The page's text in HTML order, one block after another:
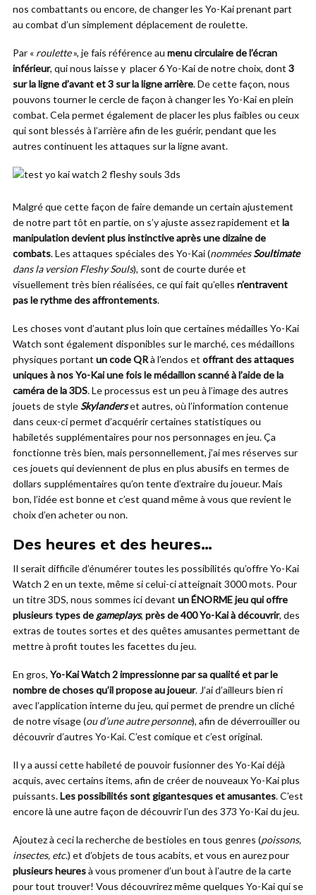
nos combattants ou encore, de changer les Yo-Kai prenant part
au combat d’un simplement déplacement de roulette.
Par « roulette», je fais référence au menu circulaire de l’écran
inférieur, qui nous laisse y placer 6 Yo-Kai de notre choix, dont 3
sur la ligne d’avant et 3 sur la ligne arrière. De cette façon, nous
pouvons tourner le cercle de façon à changer les Yo-Kai en plein
combat. Cela permet également de placer les plus faibles ou ceux
qui sont blessés à l’arrière afin de les guérir, pendant que les
autres continuent les attaques sur la ligne avant.
Malgré que cette façon de faire demande un certain ajustement
de notre part tôt en partie, on s’y ajuste assez rapidement et la
manipulation devient plus instinctive après une dizaine de
combats. Les attaques spéciales des Yo-Kai (nomméesSoultimate
dans la version Fleshy Souls), sont de courte durée et
visuellement très bien réalisées, ce qui fait qu’elles n’entravent
pas le rythme des affrontements.
Les choses vont d’autant plus loin que certaines médailles Yo-Kai
Watch sont également disponibles sur le marché, ces médaillons
physiques portant un code QRà l’endos et offrant des attaques
uniques à nos Yo-Kai une fois le médaillon scanné à l’aide de la
caméra de la 3DS. Le processus est un peu à l’image des autres
jouets de styleSkylanderset autres, où l’information contenue
dans ceux-ci permet d’acquérir certaines statistiques ou
habiletés supplémentaires pour nos personnages en jeu. Ça
fonctionne très bien, mais personnellement, j’ai mes réserves sur
ces jouets qui deviennent de plus en plus abusifs en termes de
dollars supplémentaires qu’on tente d’extraire du joueur. Mais
bon, l’idée est bonne et c’est quand même à vous que revient le
choix d’en acheter ou non.
Des heures et des heures…
Il serait difficile d’énumérer toutes les possibilités qu’offre Yo-Kai
Watch 2 en un texte, même si celui-ci atteignait 3000 mots. Pour
un titre 3DS, nous sommes ici devant un ÉNORME jeu qui offre
plusieurs types de gameplays, près de 400 Yo-Kai à découvrir, des
extras de toutes sortes et des quêtes amusantes permettant de
mettre à profit toutes les facettes du jeu.
En gros, Yo-Kai Watch 2 impressionne par sa qualité et par le
nombre de choses qu’il propose au joueur. J’ai d’ailleurs bien ri
avec l’application interne du jeu, qui permet de prendre un cliché
de notre visage (ou d’une autre personne), afin de déverrouiller ou
découvrir d’autres Yo-Kai. C’est comique et c’est original.
Il y a aussi cette habileté de pouvoir fusionner des Yo-Kai déjà
acquis, avec certains items, afin de créer de nouveaux Yo-Kai plus
puissants.Les possibilités sont gigantesques et amusantes. C’est
encore là une autre façon de découvrir l’un des 373 Yo-Kai du jeu.
Ajoutez à ceci la recherche de bestioles en tous genres (poissons,
insectes, etc.) et d’objets de tous acabits, et vous en aurez pour
plusieurs heuresà vous promener d’un bout à l’autre de la carte
pour tout trouver! Vous découvrirez même quelques Yo-Kai qui se